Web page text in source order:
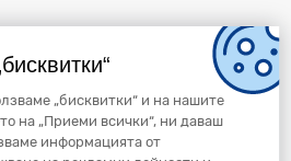
„бисквитки“ и на нашите
на „Приеми всички“, ни даваш
информацията от